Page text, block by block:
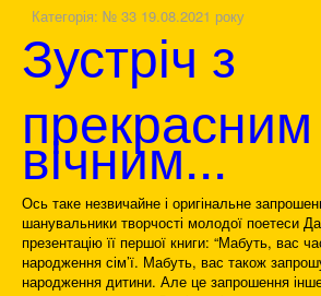
Категорія: № 33 19.08.2021 року
Зустріч з
прекрасним
вічним...
Ось таке незвичайне і оригінальне
шанувальники творчості молодої поетеси
презентацію її першої книги: “Мабуть, вас
народження сім’ї. Мабуть, вас також
народження дитини. Але це запрошення